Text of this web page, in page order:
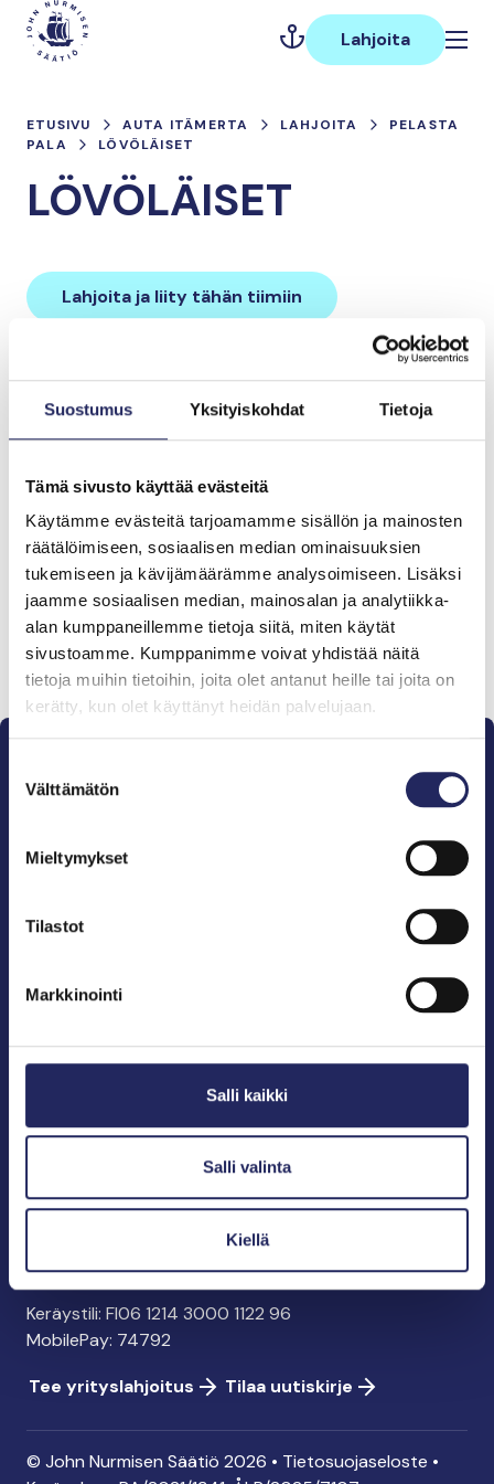
Suostumus Yksityiskohdat Tietoja
Tämä sivusto käyttää evästeitä
Käytämme evästeitä tarjoamamme sisällön ja mainosten
räätälöimiseen, sosiaalisen median ominaisuuksien
tukemiseen ja kävijämäärämme analysoimiseen. Lisäksi
jaamme sosiaalisen median, mainosalan ja analytiikka-
alan kumppaneillemme tietoja siitä, miten käytät
sivustoamme. Kumppanimme voivat yhdistää näitä
tietoja muihin tietoihin, joita olet antanut heille tai joita on
kerätty, kun olet käyttänyt heidän palvelujaan.
valinta
Välttämätön
Mieltymykset
Tilastot
Markkinointi
Salli kaikki
Salli valinta
Kiellä
Hyppää
sisältöön
Päävalikko
Lahjoita
ETUSIVU AUTA ITÄMERTA LAHJOITA
PELASTA
PALA
LÖVÖLÄISET
LÖVÖLÄISET
Lahjoita ja liity tähän tiimiin
Tiimin lahjoitukset yhteensä:
Tiimille tehdyt
lahjoitukset
Lahjoita ja liity tähän tiimiin
Pelastamme Itämeren ja sen perinnön tuleville
John Nurmisen Säätiö on Itämeren suojelija, meren
info@jnfoundation.fi
Kaikki yhteystiedot
Tee lahjoitus
Keräystili: FI06 1214 3000 1122 96
MobilePay: 74792
Tee yrityslahjoitus
Tilaa uutiskirje
© John Nurmisen Säätiö 2026 • Tietosuojaseloste •